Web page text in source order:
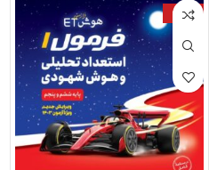
-25%